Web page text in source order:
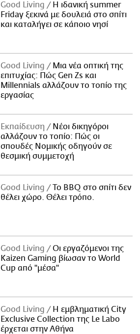
Good Living
Η ιδανική summer
Friday ξεκινά με δουλειά στο σπίτι
και καταλήγει σε κάποιο νησί
Good Living
Μια νέα οπτική της
επιτυχίας: Πώς Gen Zs και
Millennials αλλάζουν το τοπίο της
εργασίας
Εκπαίδευση
Νέοι δικηγόροι
αλλάζουν το τοπίο: Πώς οι
σπουδές Νομικής οδηγούν σε
θεσμική συμμετοχή
Good Living
Το BBQ στο σπίτι δεν
θέλει χώρο. Θέλει τρόπο.
Good Living
Οι εργαζόμενοι της
Kaizen Gaming βίωσαν το World
Cup από "μέσα"
Good Living
Η εμβληματική City
Exclusive Collection της Le Labo
έρχεται στην Αθήνα